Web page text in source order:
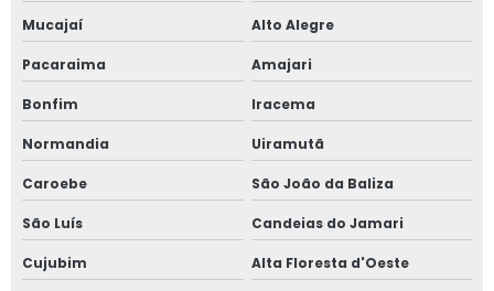
Mucajaí Alto Alegre
Pacaraima Amajari
Bonfim Iracema
Normandia Uiramutã
Caroebe São João da Baliza
São Luís Candeias do Jamari
Cujubim Alta Floresta d'Oeste